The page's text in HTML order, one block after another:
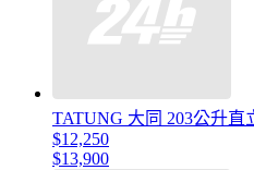
TATUNG 大同 203公升直
$12,250
$13,900